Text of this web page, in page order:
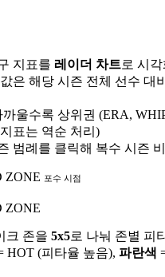
지표를 레이더 차트로 시
은 해당 시즌 전체 선수 대비
까울수록 상위권 (ERA,
표는 역순 처리)
범례를 클릭해 복수 시즌
ZONE 포수 시점
ZONE
크 존을 5x5로 나눠 존별 피
HOT (피타율 높음), 파란색